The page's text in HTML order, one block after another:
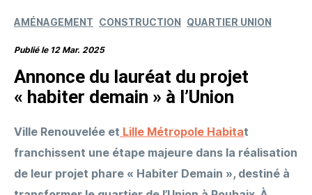
AMÉNAGEMENT CONSTRUCTION QUARTIER UNION
Publié le 12 Mar. 2025
Annonce du lauréat du projet
« habiter demain » à l’Union
Ville Renouvelée et Lille Métropole Habitat
franchissent une étape majeure dans la réalisation
de leur projet phare « Habiter Demain », destiné à